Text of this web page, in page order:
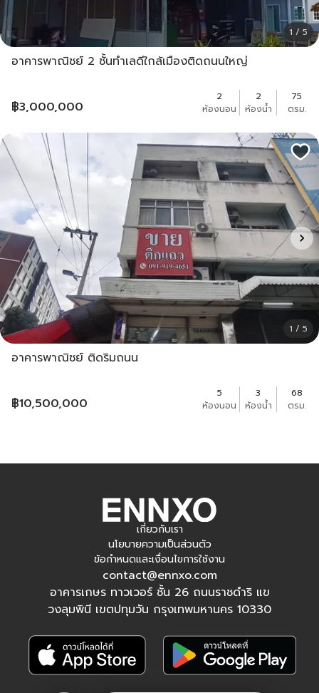
1 / 5
อาคารพาณิชย์ 2 ชั้นทำเลดีใกล้เมืองติดถนนใหญ่
฿3,000,000
2
ห้องนอน
2
ห้องน้ำ
75
ตรม.
1 / 5
อาคารพาณิชย์ ติดริมถนน
฿10,500,000
5
ห้องนอน
3
ห้องน้ำ
68
ตรม.
เกี่ยวกับเรา
นโยบายความเป็นส่วนตัว
ข้อกำหนดและเงื่อนไขการใช้งาน
contact@ennxo.com
อาคารเกษร ทาวเวอร์ ชั้น 26 ถนนราชดำริ แข
วงลุมพินี เขตปทุมวัน กรุงเทพมหานคร 10330